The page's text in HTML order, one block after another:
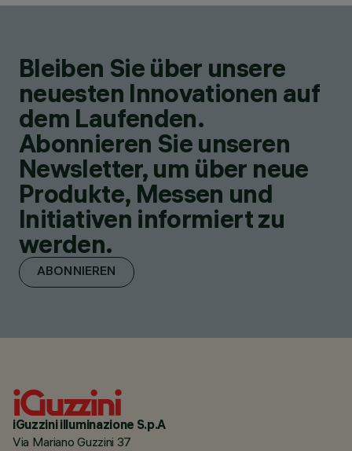
Bleiben Sie über unsere
neuesten Innovationen auf
dem Laufenden.
Abonnieren Sie unseren
Newsletter, um über neue
Produkte, Messen und
Initiativen informiert zu
werden.
ABONNIEREN
iGuzzini illuminazione S.p.A
Via Mariano Guzzini 37